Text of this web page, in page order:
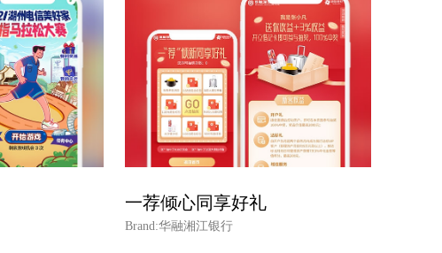
一荐倾心同享好礼
Brand:华融湘江银行